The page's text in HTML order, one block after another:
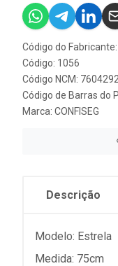
Código do
Código: 1056
Código NCM:
Código de Barras do
Marca: CONFISEG
Descrição
Modelo: Estrela
Medida: 75cm